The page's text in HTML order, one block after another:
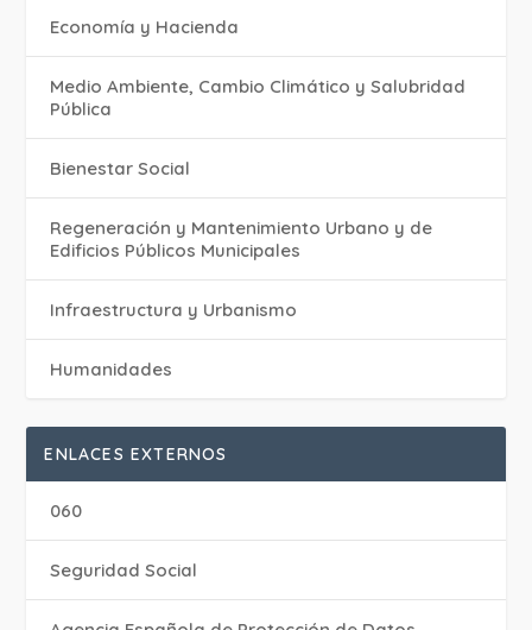
Economía y Hacienda
Medio Ambiente, Cambio Climático y Salubridad
Pública
Bienestar Social
Regeneración y Mantenimiento Urbano y de
Edificios Públicos Municipales
Infraestructura y Urbanismo
Humanidades
ENLACES EXTERNOS
060
Seguridad Social